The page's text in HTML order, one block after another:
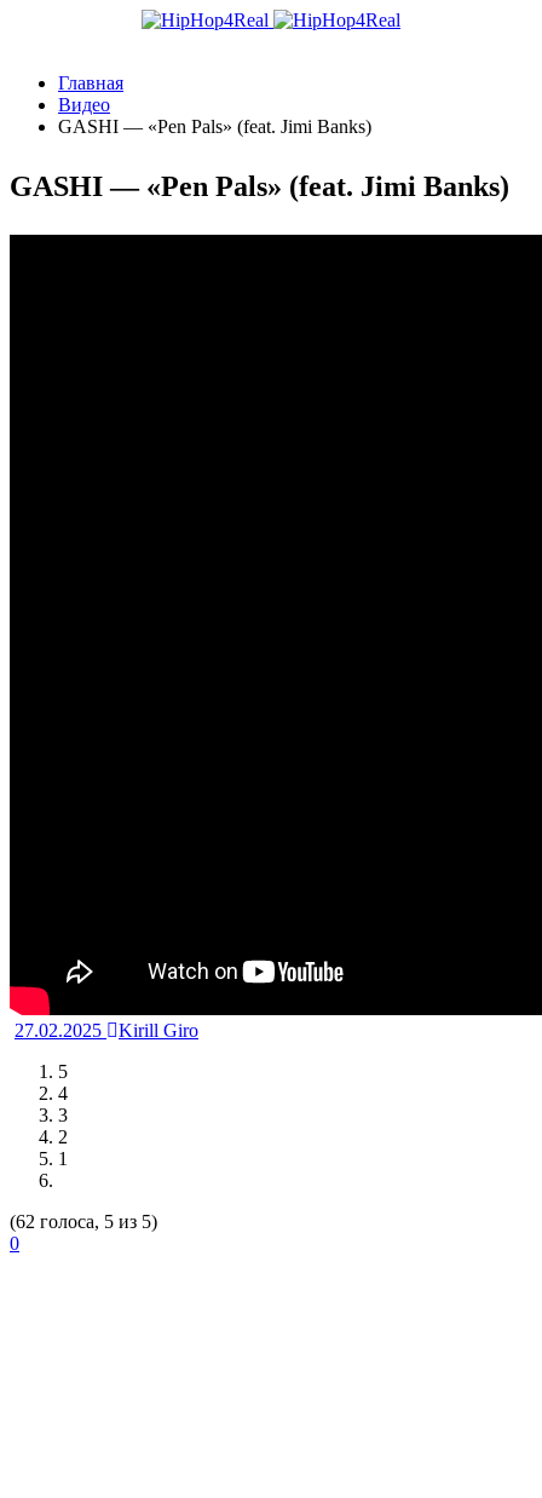
Главная
Видео
GASHI — «Pen Pals» (feat. Jimi Banks)
GASHI — «Pen Pals» (feat. Jimi Banks)
27.02.2025
Kirill Giro
5
4
3
2
1
(62 голоса, 5 из 5)
0